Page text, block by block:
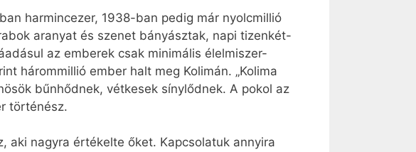
harmincezer, 1938-ban pedig már nyolcmillió
aranyat és szenet bányásztak, napi tizenkét-
az emberek csak minimális élelmiszer-
hárommillió ember halt meg Kolimán. „Kolima
bűnhődnek, vétkesek sínylődnek. A pokol az
történész.
aki nagyra értékelte őket. Kapcsolatuk annyira